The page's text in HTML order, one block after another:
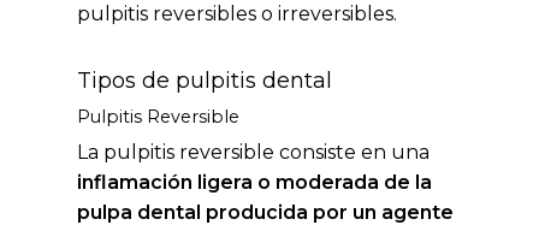
pulpitis reversibles o irreversibles.
Tipos de pulpitis dental
Pulpitis Reversible
La pulpitis reversible consiste en una
inflamación ligera o moderada de la
pulpa dental producida por un agente